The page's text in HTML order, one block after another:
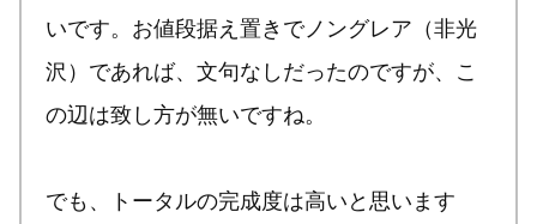
いです。お値段据え置きでノングレア（非光
沢）であれば、文句なしだったのですが、こ
の辺は致し方が無いですね。
でも、トータルの完成度は高いと思います